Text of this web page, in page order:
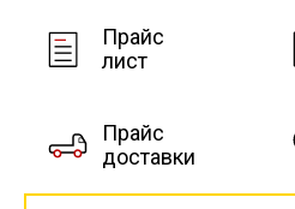
Прайс
лист
Прайс
доставки